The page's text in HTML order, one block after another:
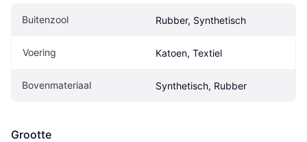
Buitenzool Rubber, Synthetisch
Voering Katoen, Textiel
Bovenmateriaal Synthetisch, Rubber
Grootte